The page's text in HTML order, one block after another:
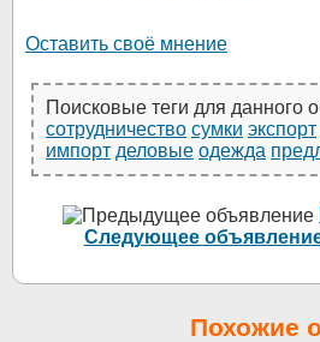
Оставить своё мнение
Поисковые теги для данного
сотрудничество сумки экспорт
импорт деловые одежда
Следующее
Похожие